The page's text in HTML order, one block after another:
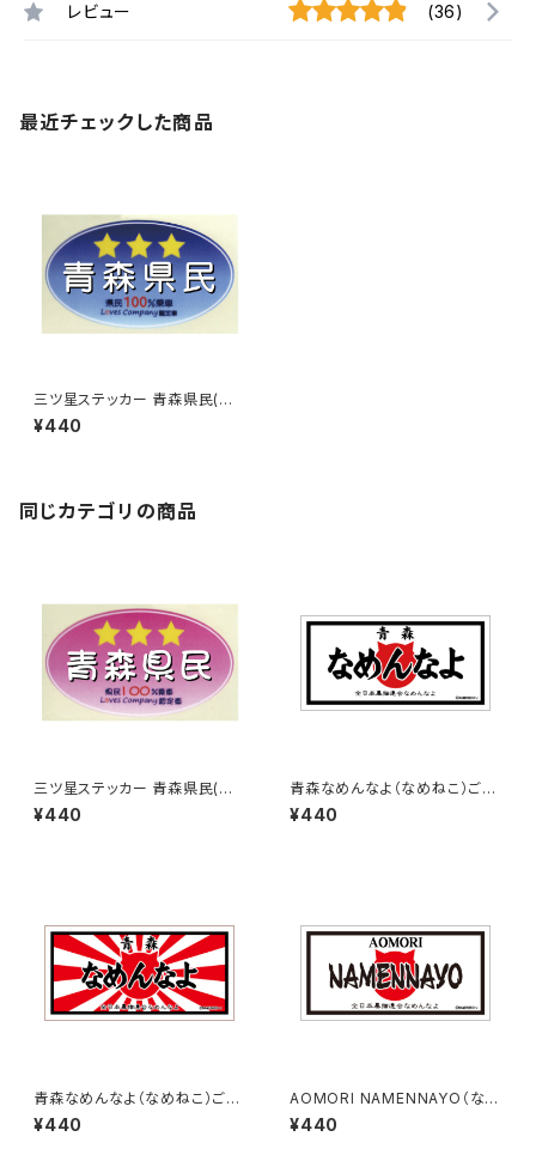
レビュー (36)
最近チェックした商品
三ツ星ステッカー 青森県民(ブ
ルー)
¥440
同じカテゴリの商品
三ツ星ステッカー 青森県民(ピ
ンク)
¥440
青森なめんなよ（なめねこ）ご当
地ステッカー B-3
¥440
青森なめんなよ（なめねこ）ご当
地ステッカー B-4
¥440
AOMORI NAMENNAYO（なめ
ねこ）ご当地ステッカー B-5
¥440